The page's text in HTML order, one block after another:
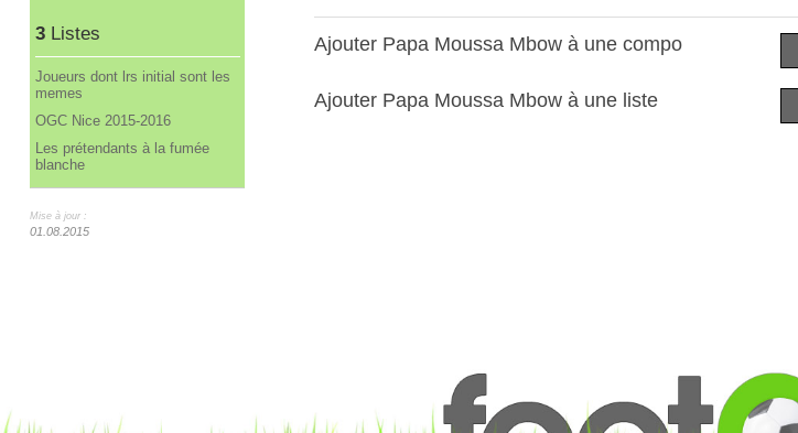
3Listes
Joueurs dont lrs initial sont les
memes
OGC Nice 2015-2016
Les prétendants à la fumée
blanche
Mise à jour :
01.08.2015
Ajouter Papa Moussa Mbow à une compo
Ajouter Papa Moussa Mbow à une liste